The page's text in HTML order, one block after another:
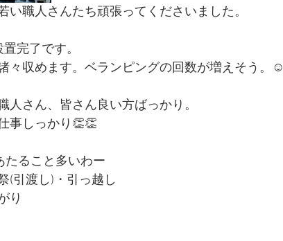
い職人さんたち頑張ってくださいました。
完了です。
々収めます。ベランピングの回数が増えそう。☺️
人さん、皆さん良い方ばっかり。
事しっかり👏👏
ること多いわー
(引渡し)・引っ越し
り